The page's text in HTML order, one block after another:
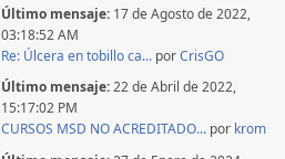
Último mensaje: 17 de Agosto de 2022,
03:18:52 AM
Re: Úlcera en tobillo ca... porCrisGO
Último mensaje:22 de Abril de 2022,
15:17:02 PM
CURSOS MSD NO ACREDITADO... por krom